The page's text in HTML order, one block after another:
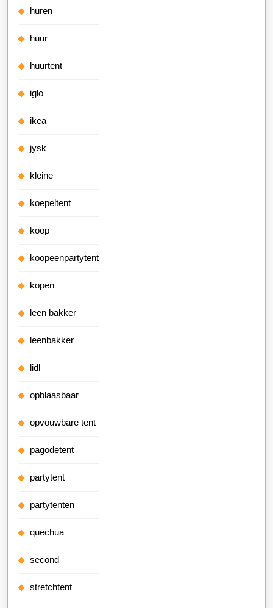
huren
huur
huurtent
iglo
ikea
jysk
kleine
koepeltent
koop
koopeenpartytent
kopen
leen bakker
leenbakker
lidl
opblaasbaar
opvouwbare tent
pagodetent
partytent
partytenten
quechua
second
stretchtent